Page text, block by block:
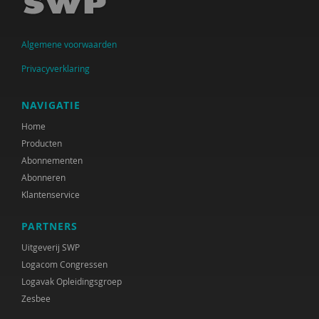
Jolanda Douma
Roelof Hortulanus
Mariëtte van den Hoven
Bea Jongsma
Yildiz Karadag
Ruudje Kea
Algemene voorwaarden
Privacyverklaring
NAVIGATIE
Home
Producten
Abonnementen
Abonneren
Klantenservice
PARTNERS
Uitgeverij SWP
Logacom Congressen
Logavak Opleidingsgroep
Zesbee